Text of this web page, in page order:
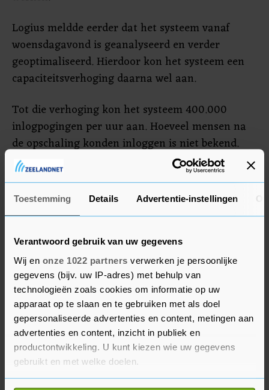
Toestemming Details Advertentie-instellingen
Verantwoord gebruik van uw gegevens
Wij en onze 1022 partners verwerken je persoonlijke
gegevens (bijv. uw IP-adres) met behulp van
technologieën zoals cookies om informatie op uw
apparaat op te slaan en te gebruiken met als doel
gepersonaliseerde advertenties en content, metingen aan
advertenties en content, inzicht in publiek en
productontwikkeling. U kunt kiezen wie uw gegevens
gebruikt en met welke doelen.
Logius meldde eerder dat het systeem vanaf
woensdagavond is geanalyseerd en verder
geoptimaliseerd. Hierdoor kon het systeem een
capaciteitsverhoging daarna wel aan.
Tot die verhoging kon het systeem 400.000
inlogpogingen per uur aan. Hoeveel mensen na
de opschaling konden inloggen is niet bekend.
Door de problemen was het ook moeilijker om in
te loggen bij andere organisaties waarbij DigiD
nodig is, zoals zorgverzekeraars en
uitkeringsinstantie UWV.